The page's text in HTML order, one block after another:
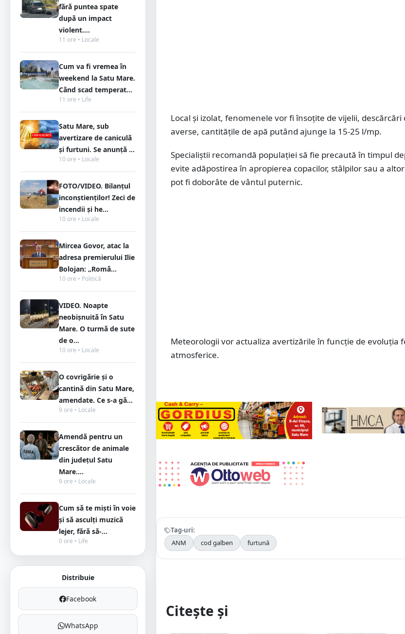
fără puntea spate
după un impact
violent....
11 ore • Locale
Cum va fi vremea în
weekend la Satu Mare.
Când scad temperat...
11 ore • Life
Satu Mare, sub
avertizare de caniculă
și furtuni. Se anunță ...
10 ore • Locale
FOTO/VIDEO. Bilanțul
inconștienților! Zeci de
incendii și he...
10 ore • Locale
Mircea Govor, atac la
adresa premierului Ilie
Bolojan: „Româ...
10 ore • Politică
VIDEO. Noapte
neobișnuită în Satu
Mare. O turmă de sute
de o...
10 ore • Locale
O covrigărie și o
cantină din Satu Mare,
amendate. Ce s-a gă...
9 ore • Locale
Amendă pentru un
crescător de animale
din județul Satu
Mare....
9 ore • Locale
Cum să te miști în voie
și să asculți muzică
lejer, fără să-...
0 ore • Life
Distribuie
Facebook
WhatsApp
Local și izolat, fenomenele vor fi însoțite de vijelii, descărcări
averse, cantitățile de apă putând ajunge la 15-25 l/mp.
Specialiștii recomandă populației să fie precaută în timpul
evite adăpostirea în apropierea copacilor, stâlpilor sau a
pot fi doborâte de vântul puternic.
Meteorologii vor actualiza avertizările în funcție de evoluția
atmosferice.
Tag-uri:
ANM
cod galben furtună
Citește și